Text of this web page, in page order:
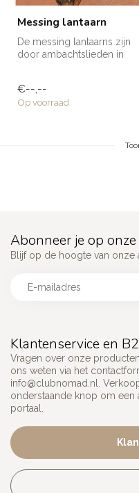
Messing lantaarn
De messing lantaarns zijn
door ambachtslieden in
€--,--
Op voorraad
Klantenservice en
Vragen over onze
ons weten via het
info@clubnomad.nl
.
onderstaande knop om een
portaal.
Abonneer je op
Blijf op de hoogte van onze